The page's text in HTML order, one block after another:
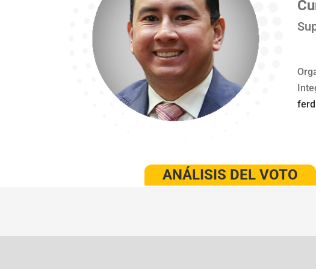
ANÁLISIS DEL VOTO